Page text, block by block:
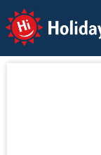
Holiday